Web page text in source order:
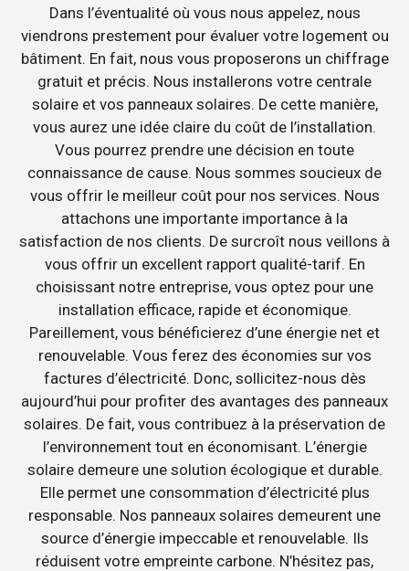
Dans l’éventualité où vous nous appelez, nous
viendrons prestement pour évaluer votre logement ou
bâtiment. En fait, nous vous proposerons un chiffrage
gratuit et précis. Nous installerons votre centrale
solaire et vos panneaux solaires. De cette manière,
vous aurez une idée claire du coût de l’installation.
Vous pourrez prendre une décision en toute
connaissance de cause. Nous sommes soucieux de
vous offrir le meilleur coût pour nos services. Nous
attachons une importante importance à la
satisfaction de nos clients. De surcroît nous veillons à
vous offrir un excellent rapport qualité-tarif. En
choisissant notre entreprise, vous optez pour une
installation efficace, rapide et économique.
Pareillement, vous bénéficierez d’une énergie net et
renouvelable. Vous ferez des économies sur vos
factures d’électricité. Donc, sollicitez-nous dès
aujourd’hui pour profiter des avantages des panneaux
solaires. De fait, vous contribuez à la préservation de
l’environnement tout en économisant. L’énergie
solaire demeure une solution écologique et durable.
Elle permet une consommation d’électricité plus
responsable. Nos panneaux solaires demeurent une
source d’énergie impeccable et renouvelable. Ils
réduisent votre empreinte carbone. N’hésitez pas,